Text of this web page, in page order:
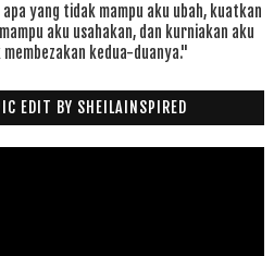
yang tidak mampu aku ubah, kuatkan
aku usahakan, dan kurniakan aku
kedua-duanya."
EDIT BY SHEILAINSPIRED